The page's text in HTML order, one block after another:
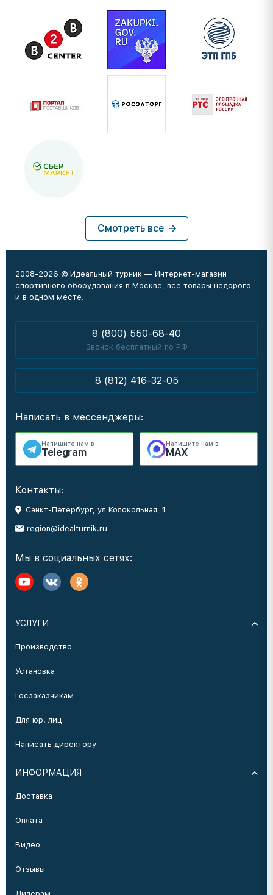
Смотреть все
2008-2026 © Идеальный турник — Интернет-магазин
спортивного оборудования в Москве, все товары недорого
и в одном месте.
8 (800) 550-68-40
Звонок бесплатный по РФ
8 (812) 416-32-05
Написать в мессенджеры:
Напишите нам в
Telegram
Напишите нам в
MAX
Контакты:
Санкт-Петербург, ул Колокольная, 1
region@idealturnik.ru
Мы в социальных сетях:
УСЛУГИ
Производство
Установка
Госзаказчикам
Для юр. лиц
Написать директору
ИНФОРМАЦИЯ
Доставка
Оплата
Видео
Отзывы